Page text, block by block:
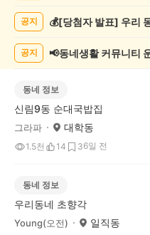
록
공지
공지 📢동네생활 커뮤니티
동네 정보
신림9동 순대국밥집
그라파 대학동
1.5천 14 36일 전
동네 정보
우리동네 초향각
Young(오전) 일직동